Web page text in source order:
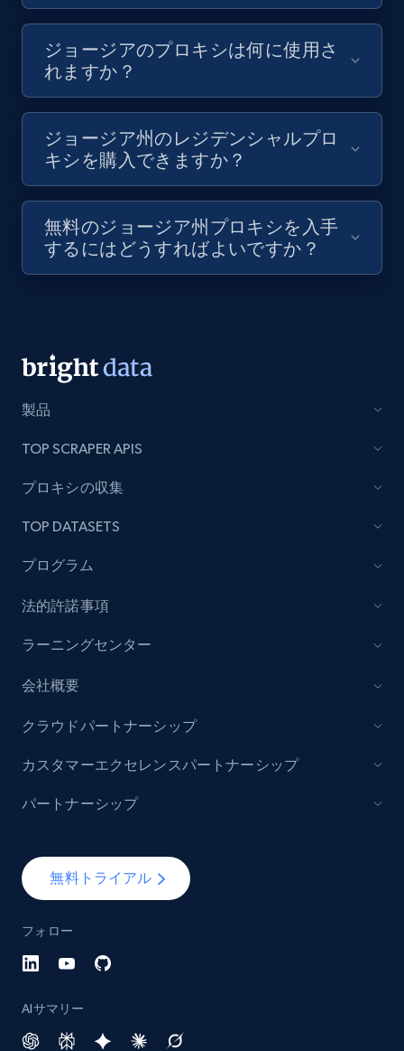
ジョージアのプロキシは何に使用さ
れますか？
ジョージア州のレジデンシャルプロ
キシを購入できますか？
無料のジョージア州プロキシを入手
するにはどうすればよいですか？
製品
TOP SCRAPER APIS
プロキシの収集
TOP DATASETS
プログラム
法的許諾事項
ラーニングセンター
会社概要
無料トライアル
フォロー
AIサマリー
クラウドパートナーシップ
カスタマーエクセレンスパートナーシップ
パートナーシップ